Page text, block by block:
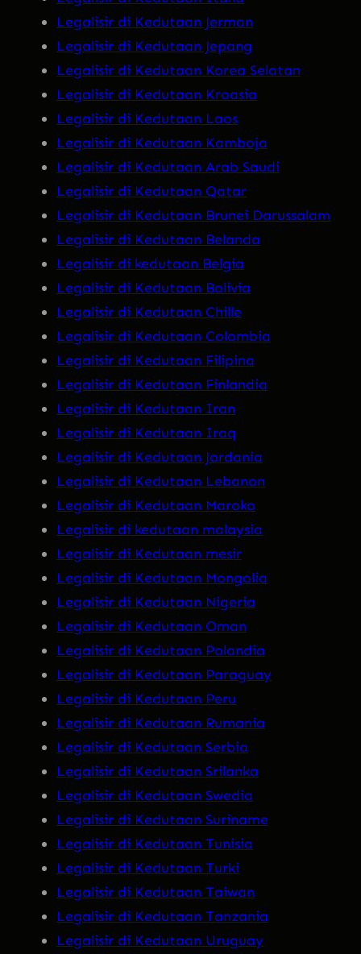
Legalisir di Kedutaan Jerman
Legalisir di Kedutaan Jepang
Legalisir di Kedutaan Korea Selatan
Legalisir di Kedutaan Kroasia
Legalisir di Kedutaan Laos
Legalisir di Kedutaan Kamboja
Legalisir di Kedutaan Arab Saudi
Legalisir di Kedutaan Qatar
Legalisir di Kedutaan Brunei Darussalam
Legalisir di Kedutaan Belanda
Legalisir di kedutaan Belgia
Legalisir di Kedutaan Bolivia
Legalisir di Kedutaan Chille
Legalisir di Kedutaan Colombia
Legalisir di Kedutaan Filipina
Legalisir di Kedutaan Finlandia
Legalisir di Kedutaan Iran
Legalisir di Kedutaan Iraq
Legalisir di Kedutaan Jordania
Legalisir di Kedutaan Lebanon
Legalisir di Kedutaan Maroko
Legalisir di kedutaan malaysia
Legalisir di Kedutaan mesir
Legalisir di Kedutaan Mongolia
Legalisir di Kedutaan Nigeria
Legalisir di Kedutaan Oman
Legalisir di Kedutaan Polandia
Legalisir di Kedutaan Paraguay
Legalisir di Kedutaan Peru
Legalisir di Kedutaan Rumania
Legalisir di Kedutaan Serbia
Legalisir di Kedutaan Srilanka
Legalisir di Kedutaan Swedia
Legalisir di Kedutaan Suriname
Legalisir di Kedutaan Tunisia
Legalisir di Kedutaan Turki
Legalisir di Kedutaan Taiwan
Legalisir di Kedutaan Tanzania
Legalisir di Kedutaan Uruguay